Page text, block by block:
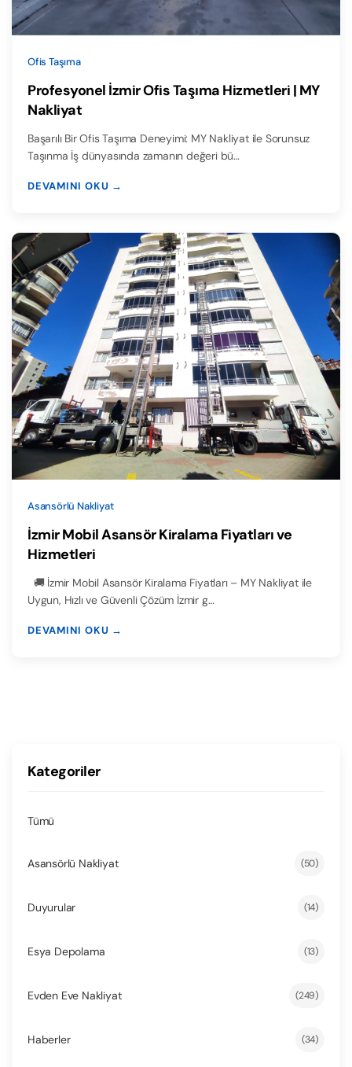
Ofis Taşıma
Profesyonel İzmir Ofis Taşıma Hizmetleri | MY
Nakliyat
Başarılı Bir Ofis Taşıma Deneyimi: MY Nakliyat ile Sorunsuz
Taşınma İş dünyasında zamanın değeri bü…
DEVAMINI OKU →
Asansörlü Nakliyat
İzmir Mobil Asansör Kiralama Fiyatları ve
Hizmetleri
🚚 İzmir Mobil Asansör Kiralama Fiyatları – MY Nakliyat ile
Uygun, Hızlı ve Güvenli Çözüm İzmir g…
DEVAMINI OKU →
Kategoriler
Tümü
Asansörlü Nakliyat (50)
Duyurular (14)
Esya Depolama (13)
Evden Eve Nakliyat (249)
Haberler (34)